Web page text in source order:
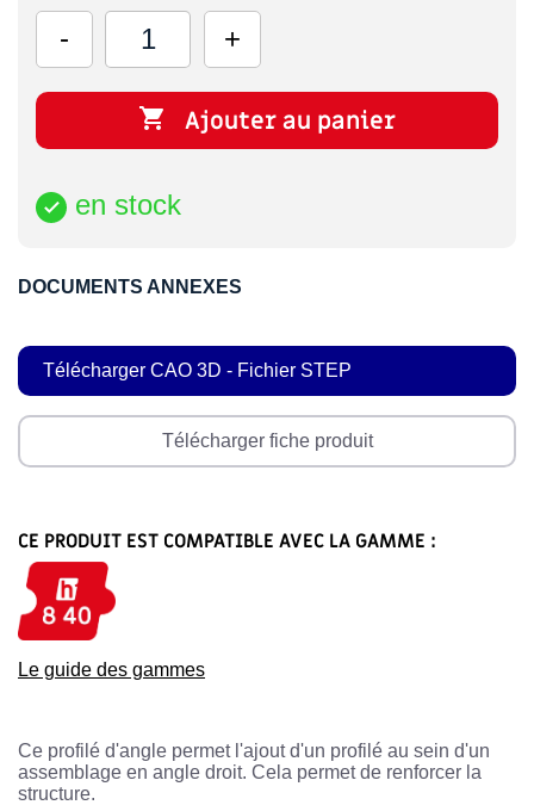
 Ajouter au panier
 en stock
DOCUMENTS ANNEXES
Télécharger CAO 3D - Fichier STEP
Télécharger fiche produit
CE PRODUIT EST COMPATIBLE AVEC LA GAMME :
Le guide des gammes
Ce profilé d'angle permet l'ajout d'un profilé au sein d'un
assemblage en angle droit. Cela permet de renforcer la
structure.